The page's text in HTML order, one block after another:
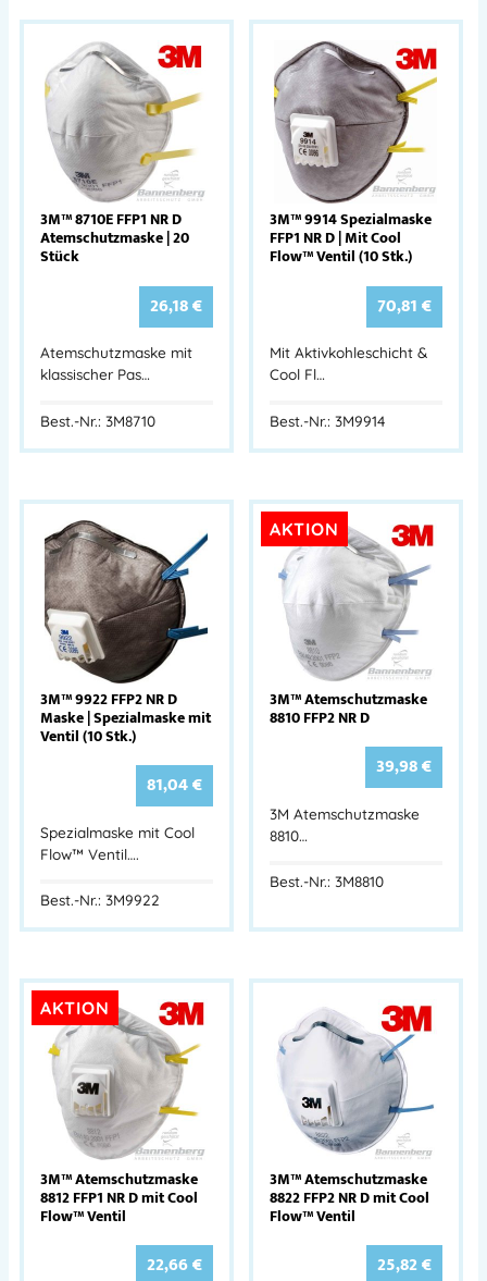
3M™ 8710E FFP1 NR D
Atemschutzmaske | 20
Stück
26,18€
Atemschutzmaske mit
klassischer Pas…
Best.-Nr.: 3M8710
3M™ 9914 Spezialmaske
FFP1 NR D | Mit Cool
Flow™ Ventil (10 Stk.)
70,81€
Mit Aktivkohleschicht &
Cool Fl…
Best.-Nr.: 3M9914
3M™ 9922 FFP2 NR D
Maske | Spezialmaske mit
Ventil (10 Stk.)
81,04€
Spezialmaske mit Cool
Flow™ Ventil….
Best.-Nr.: 3M9922
AKTION
3M™ Atemschutzmaske
8810 FFP2 NR D
39,98€
3M Atemschutzmaske
8810…
Best.-Nr.: 3M8810
AKTION
3M™ Atemschutzmaske
8812 FFP1 NR D mit Cool
Flow™ Ventil
22,66€
3M™ Atemschutzmaske
8822 FFP2 NR D mit Cool
Flow™ Ventil
25,82€